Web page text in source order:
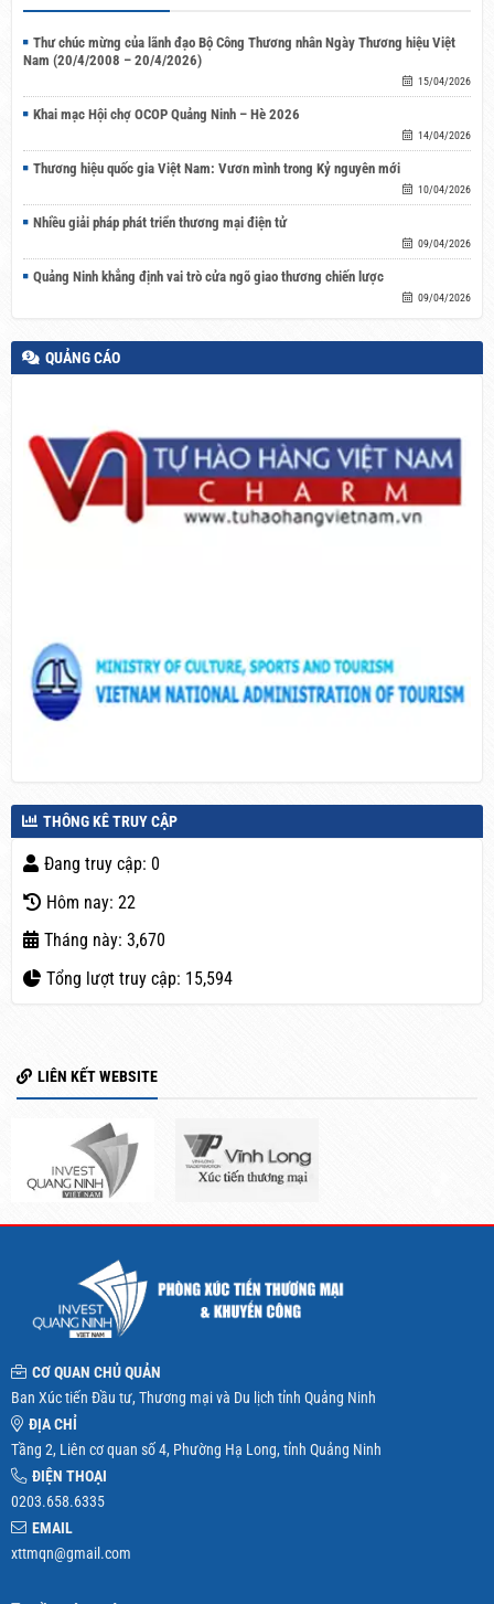
Thư chúc mừng của lãnh đạo Bộ Công Thương nhân Ngày Thương hiệu Việt
Nam (20/4/2008 – 20/4/2026)
15/04/2026
Khai mạc Hội chợ OCOP Quảng Ninh – Hè 2026
14/04/2026
Thương hiệu quốc gia Việt Nam: Vươn mình trong Kỷ nguyên mới
10/04/2026
Nhiều giải pháp phát triển thương mại điện tử
09/04/2026
Quảng Ninh khẳng định vai trò cửa ngõ giao thương chiến lược
09/04/2026
QUẢNG CÁO
THÔNG KÊ TRUY CẬP
Đang truy cập: 0
Hôm nay: 22
Tháng này: 3,670
Tổng lượt truy cập: 15,594
LIÊN KẾT WEBSITE
CƠ QUAN CHỦ QUẢN
Ban Xúc tiến Đầu tư, Thương mại và Du lịch tỉnh Quảng Ninh
ĐỊA CHỈ
Tầng 2, Liên cơ quan số 4, Phường Hạ Long, tỉnh Quảng Ninh
ĐIỆN THOẠI
0203.658.6335
EMAIL
xttmqn@gmail.com